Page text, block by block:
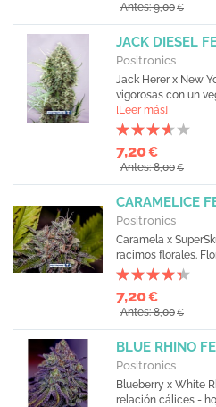
Antes: 9,00€
JACK DIESEL
Positronics
Jack Herer x New
vigorosas con un
[Leer más]
7,20€
Antes: 8,00€
CARAMELICE
Positronics
Caramela x
racimos florales.
7,20€
Antes: 8,00€
BLUE RHINO
Positronics
Blueberry x White
relación cálices -